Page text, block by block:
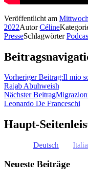
Veröffentlicht am
2022AutorCéline
PresseSchlagwörter
Vorheriger Beitrag:Il mio
Rajab Abuhweish
Nächster Beitrag
Leonardo De Franceschi
Haupt-
Deutsch
Neueste Beiträge